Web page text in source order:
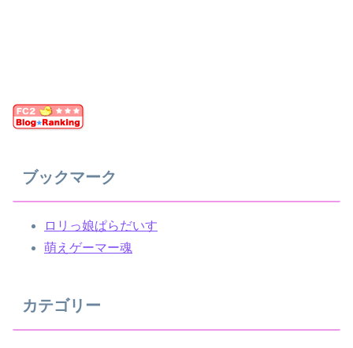
ブックマーク
ロリっ娘ぱらだいす
萌えゲーマー魂
カテゴリー